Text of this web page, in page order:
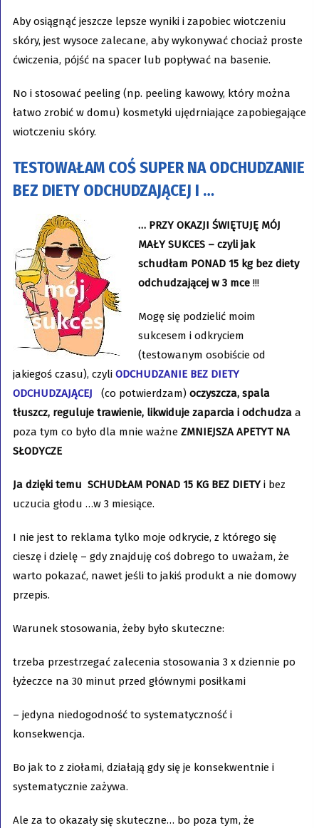
Aby osiągnąć jeszcze lepsze wyniki i zapobiec wiotczeniu
skóry, jest wysoce zalecane, aby wykonywać chociaż proste
ćwiczenia, pójść na spacer lub popływać na basenie.
No i stosować peeling (np. peeling kawowy, który można
łatwo zrobić w domu) kosmetyki ujędrniające zapobiegające
wiotczeniu skóry.
TESTOWAŁAM COŚ SUPER NA ODCHUDZANIE
BEZ DIETY ODCHUDZAJĄCEJ I …
… PRZY OKAZJI ŚWIĘTUJĘ MÓJ
MAŁY SUKCES – czylijak
schudłam PONAD 15 kg bez diety
odchudzającej w 3 mce !!!
Mogę się podzielić moim
sukcesem i odkryciem
(testowanym osobiście od
jakiegoś czasu), czyli ODCHUDZANIE BEZ DIETY
ODCHUDZAJĄCEJ
(co potwierdzam)oczyszcza, spala
tłuszcz, reguluje trawienie, likwiduje zaparcia i odchudza a
poza tym co było dla mnie ważneZMNIEJSZA APETYT NA
SŁODYCZE
Ja dzięki temu SCHUDŁAM PONAD 15 KG BEZ DIETYi bez
uczucia głodu …w 3 miesiące.
I nie jest to reklama tylko moje odkrycie, z którego się
cieszę i dzielę – gdy znajduję coś dobrego to uważam, że
warto pokazać, nawet jeśli to jakiś produkt a nie domowy
przepis.
Warunek stosowania, żeby było skuteczne:
trzeba przestrzegać zalecenia stosowania 3 x dziennie po
łyżeczce na 30 minut przed głównymi posiłkami
– jedyna niedogodność to systematyczność i
konsekwencja.
Bo jak to z ziołami, działają gdy się je konsekwentnie i
systematycznie zażywa.
Ale za to okazały się skuteczne… bo poza tym, że